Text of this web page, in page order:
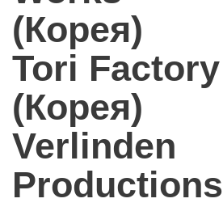
(Корея)
Tori Factory
(Корея)
Verlinden
Productions